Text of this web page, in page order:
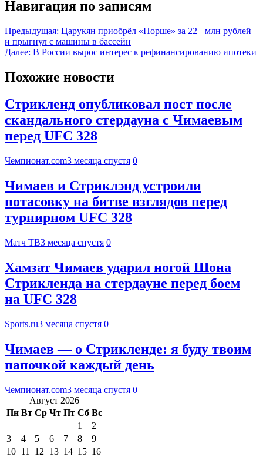
Навигация по записям
Предыдущая: Царукян приобрёл «Порше» за 22+ млн рублей
и прыгнул с машины в бассейн
Далее: В России вырос интерес к рефинансированию ипотеки
Похожие новости
Стрикленд опубликовал пост после
скандального стердауна с Чимаевым
перед UFC 328
Чемпионат.com3 месяца спустя 0
Чимаев и Стриклэнд устроили
потасовку на битве взглядов перед
турнирном UFC 328
Матч ТВ3 месяца спустя 0
Хамзат Чимаев ударил ногой Шона
Стрикленда на стердауне перед боем
на UFC 328
Sports.ru3 месяца спустя 0
Чимаев — о Стрикленде: я буду твоим
папочкой каждый день
Чемпионат.com3 месяца спустя 0
Август 2026
Пн Вт Ср Чт Пт Сб Вс
1
2
3
4 5 6 7 8
9
10 11 12 13 14 15 16